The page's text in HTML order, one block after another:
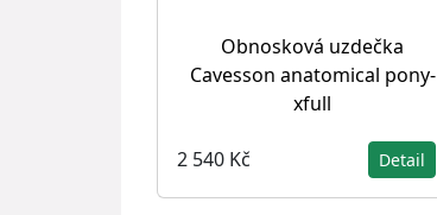
Obnosková uzdečka
Cavesson anatomical pony-
xfull
2 540 Kč Detail